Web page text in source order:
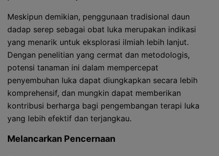
Meskipun demikian, penggunaan tradisional daun
dadap serep sebagai obat luka merupakan indikasi
yang menarik untuk eksplorasi ilmiah lebih lanjut.
Dengan penelitian yang cermat dan metodologis,
potensi tanaman ini dalam mempercepat
penyembuhan luka dapat diungkapkan secara lebih
komprehensif, dan mungkin dapat memberikan
kontribusi berharga bagi pengembangan terapi luka
yang lebih efektif dan terjangkau.
Melancarkan Pencernaan